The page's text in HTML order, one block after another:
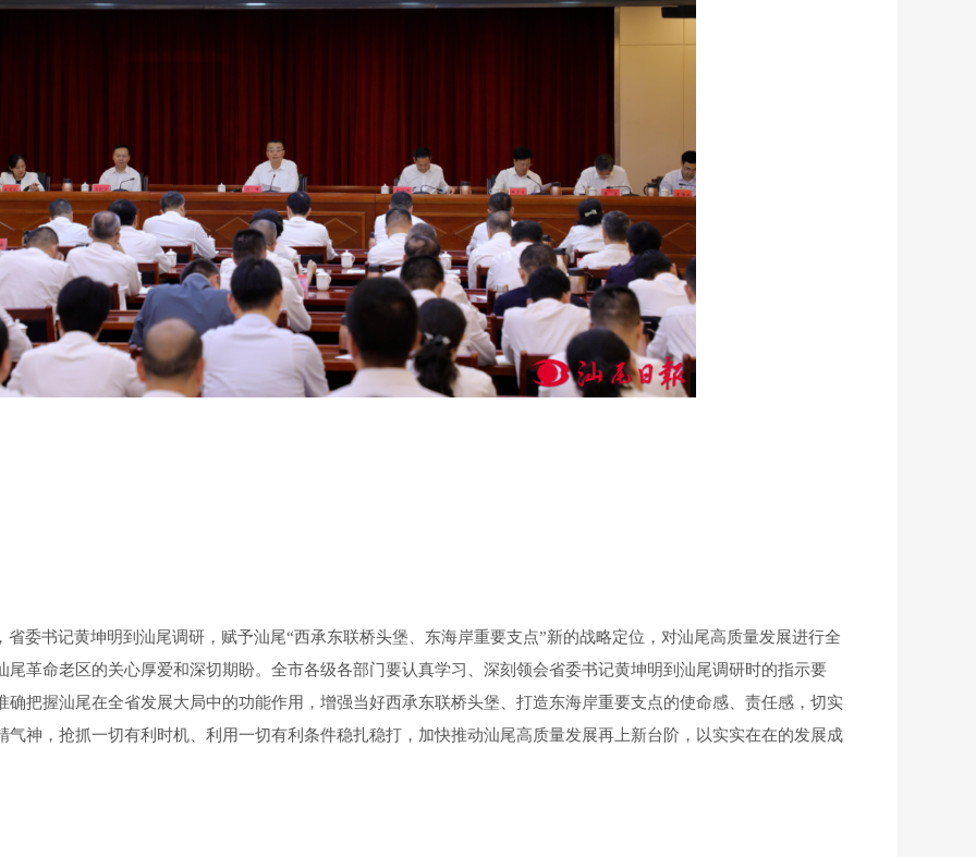
书记黄坤明到汕尾调研，赋予汕尾“西承东联桥头堡、东海岸重要支点”新的战略定位，对汕尾高质量发展进行全
革命老区的关心厚爱和深切期盼。全市各级各部门要认真学习、深刻领会省委书记黄坤明到汕尾调研时的指示要
把握汕尾在全省发展大局中的功能作用，增强当好西承东联桥头堡、打造东海岸重要支点的使命感、责任感，切实
神，抢抓一切有利时机、利用一切有利条件稳扎稳打，加快推动汕尾高质量发展再上新台阶，以实实在在的发展成